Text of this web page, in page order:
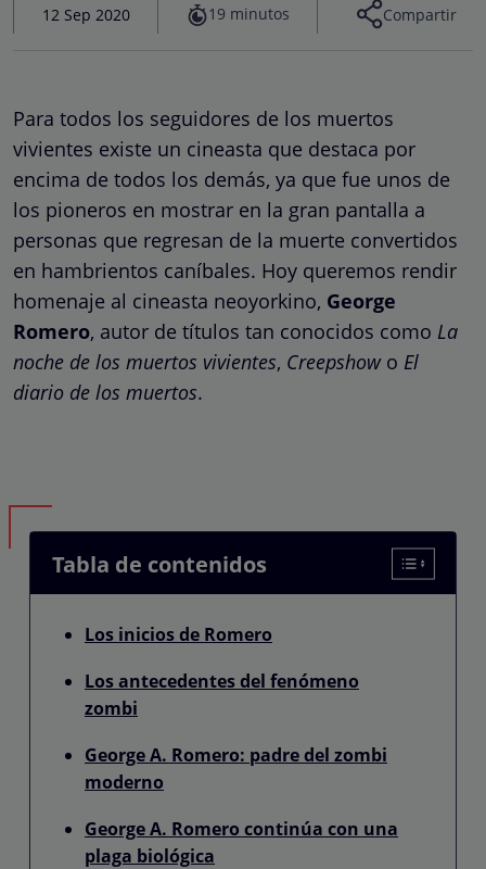
12 Sep 2020 19 minutos Compartir
Para todos los seguidores de los muertos
vivientes existe un cineasta que destaca por
encima de todos los demás, ya que fue unos de
los pioneros en mostrar en la gran pantalla a
personas que regresan de la muerte convertidos
en hambrientos caníbales. Hoy queremos rendir
homenaje al cineasta neoyorkino, George
Romero, autor de títulos tan conocidos como La
noche de los muertos vivientes, Creepshowo El
diario de los muertos.
Tabla de contenidos
Los inicios de Romero
Los antecedentes del fenómeno
zombi
George A. Romero: padre del zombi
moderno
George A. Romero continúa con una
plaga biológica